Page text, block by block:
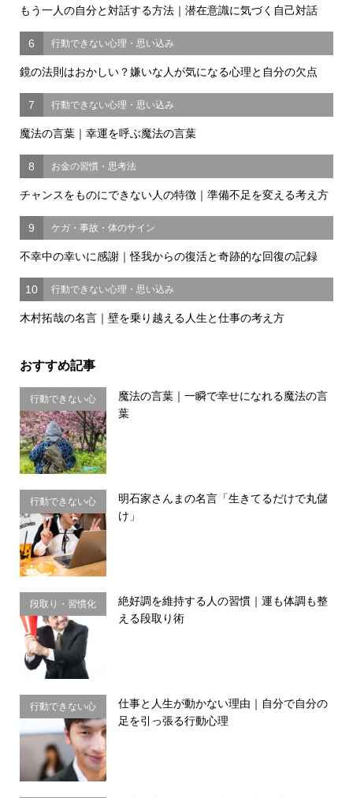
もう一人の自分と対話する方法｜潜在意識に気づく自己対話
6 行動できない心理・思い込み
鏡の法則はおかしい？嫌いな人が気になる心理と自分の欠点
7 行動できない心理・思い込み
魔法の言葉｜幸運を呼ぶ魔法の言葉
8 お金の習慣・思考法
チャンスをものにできない人の特徴｜準備不足を変える考え方
9 ケガ・事故・体のサイン
不幸中の幸いに感謝｜怪我からの復活と奇跡的な回復の記録
10 行動できない心理・思い込み
木村拓哉の名言｜壁を乗り越える人生と仕事の考え方
おすすめ記事
行動できない心
理・思い込み
魔法の言葉｜一瞬で幸せになれる魔法の言
葉
行動できない心
理・思い込み
明石家さんまの名言「生きてるだけで丸儲
け」
段取り・習慣化
絶好調を維持する人の習慣｜運も体調も整
える段取り術
行動できない心
理・思い込み
仕事と人生が動かない理由｜自分で自分の
足を引っ張る行動心理